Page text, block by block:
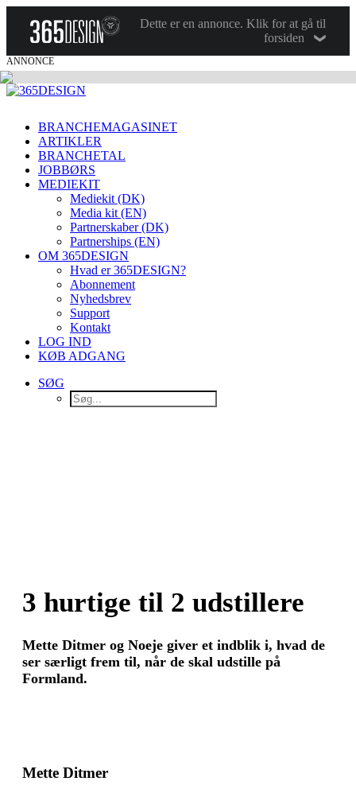
Dette er en annonce. Klik for at gå til
forsiden
ANNONCE
BRANCHEMAGASINET
ARTIKLER
BRANCHETAL
JOBBØRS
MEDIEKIT
Mediekit (DK)
Media kit (EN)
Partnerskaber (DK)
Partnerships (EN)
OM 365DESIGN
Hvad er 365DESIGN?
Abonnement
Nyhedsbrev
Support
Kontakt
LOG IND
KØB ADGANG
SØG
3 hurtige til 2 udstillere
Mette Ditmer og Noeje giver et indblik i, hvad de
ser særligt frem til, når de skal udstille på
Formland.
Mette Ditmer